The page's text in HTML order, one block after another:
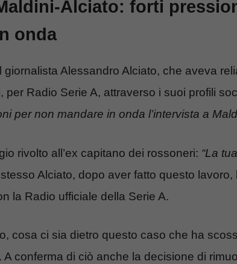
Alciato: forti
onda
giornalista Alessandro Alciato, che aveva
per Radio Serie A, attraverso i suoi profili
per non mandare in onda l’intervista a
rivolto all’ex capitano dei rossoneri: “La
Alciato, dopo aver fatto questo lavoro,
la Radio ufficiale della Serie A.
cosa ci sia dietro questo caso che ha
A conferma di ciò anche la decisione di